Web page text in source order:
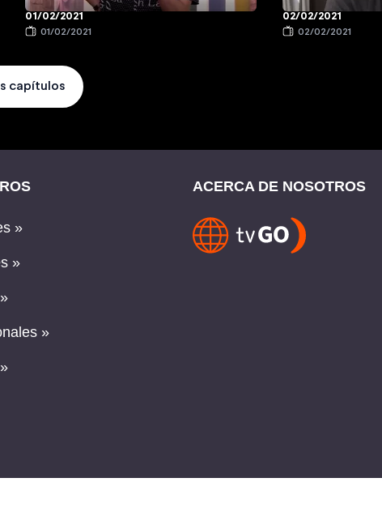
01/02/2021
01/02/2021
02/02/2021
02/02/2021
capítulos
»
»
»
ACERCA DE NOSOTROS